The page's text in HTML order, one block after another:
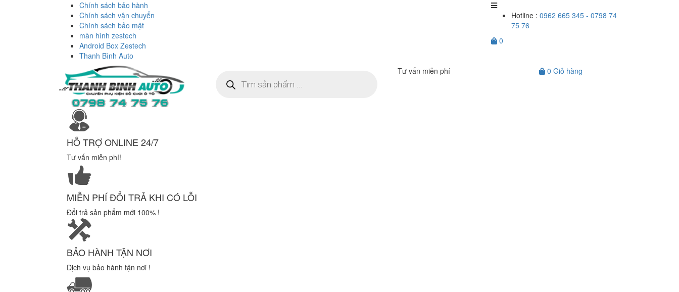
Chính sách bảo hành
Chính sách vận chuyển
Chính sách bảo mật
màn hình zestech
Android Box Zestech
Thanh Bình Auto
Hotline : 0962 665 345 - 0798 74
75 76
0
kiếm
sản
Tư vấn miễn phí 0 Giỏ hàng
HỖ TRỢ ONLINE 24/7
Tư vấn miễn phí!
MIỄN PHÍ ĐỔI TRẢ KHI CÓ LỖI
Đổi trả sản phẩm mới 100% !
BẢO HÀNH TẬN NƠI
Dịch vụ bảo hành tận nơi !